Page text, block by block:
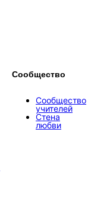
Сообщество
Сообщество
учителей
Стена
любви